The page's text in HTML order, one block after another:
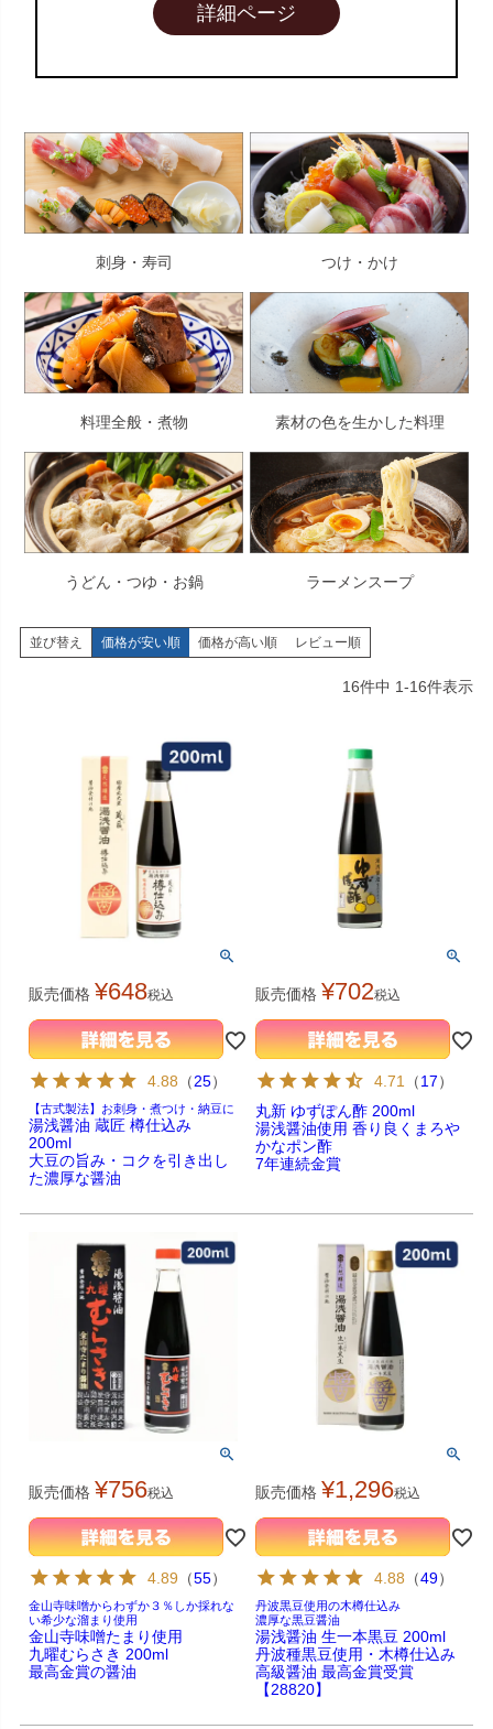
詳細ページ
刺身・寿司 つけ・かけ
料理全般・煮物 素材の色を生かした料理
うどん・つゆ・お鍋 ラーメンスープ
並び替え 価格が安い順 価格が高い順 レビュー順
16件中 1-16件表示
販売価格 ¥648税込
4.88 （25）
【古式製法】お刺身・煮つけ・納豆に
湯浅醤油 蔵匠 樽仕込み
200ml
大豆の旨み・コクを引き出し
た濃厚な醤油
販売価格 ¥702税込
4.71 （17）
丸新 ゆずぽん酢 200ml
湯浅醤油使用 香り良くまろや
かなポン酢
7年連続金賞
販売価格 ¥756税込
4.89 （55）
金山寺味噌からわずか３％しか採れな
い希少な溜まり使用
金山寺味噌たまり使用
九曜むらさき 200ml
最高金賞の醤油
販売価格 ¥1,296税込
4.88 （49）
丹波黒豆使用の木樽仕込み
濃厚な黒豆醤油
湯浅醤油 生一本黒豆 200ml
丹波種黒豆使用・木樽仕込み
高級醤油 最高金賞受賞
【28820】